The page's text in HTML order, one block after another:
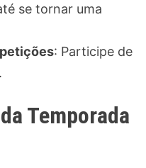
se tornar uma
: Participe de
Temporada